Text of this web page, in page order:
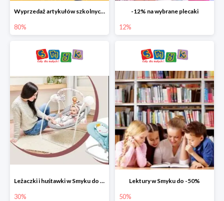
Wyprzedaż artykułów szkolnych w Smyku do -80%
80%
-12% na wybrane plecaki
12%
Leżaczki i huśtawki w Smyku do -30%
30%
Lektury w Smyku do -50%
50%